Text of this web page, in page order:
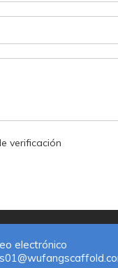
electrónico